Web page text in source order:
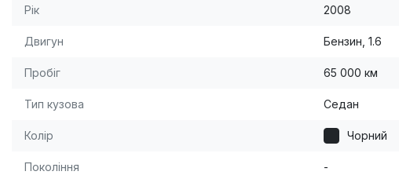
Рік 2008
Двигун Бензин, 1.6
Пробіг 65 000 км
Тип кузова Седан
Колір Чорний
Покоління -